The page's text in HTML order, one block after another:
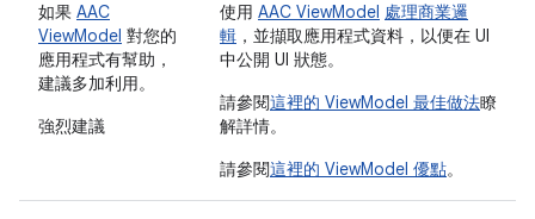
如果 AAC
ViewModel 對您的
應用程式有幫助，
建議多加利用。
強烈建議
使用 AAC ViewModel 處理商業邏
輯 ，並擷取應用程式資料，以便在 UI
中公開 UI 狀態。
請參閱這裡的 ViewModel 最佳做法瞭
解詳情。
請參閱這裡的 ViewModel 優點。